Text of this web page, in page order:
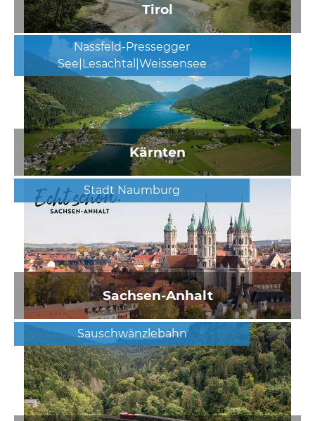
Tirol
Nassfeld-Pressegger
See|Lesachtal|Weissensee
Kärnten
Stadt Naumburg
Sachsen-Anhalt
Sauschwänzlebahn